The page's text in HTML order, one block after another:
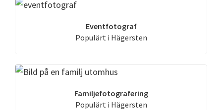
Eventfotograf
Populärt i Hägersten
Familjefotografering
Populärt i Hägersten